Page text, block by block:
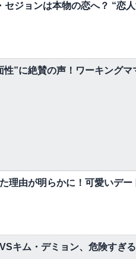
セジョンは本物の恋へ？ “恋
性”に絶賛の声！ワーキング
理由が明らかに！可愛いデ
キム・デミョン、危険すぎ